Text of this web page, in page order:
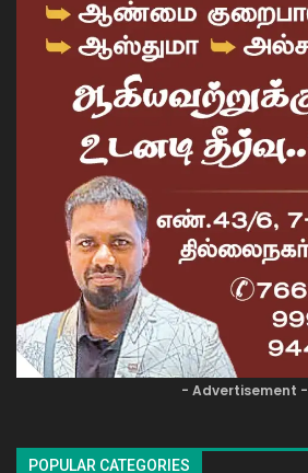
- Advertisement -
POPULAR CATEGORIES